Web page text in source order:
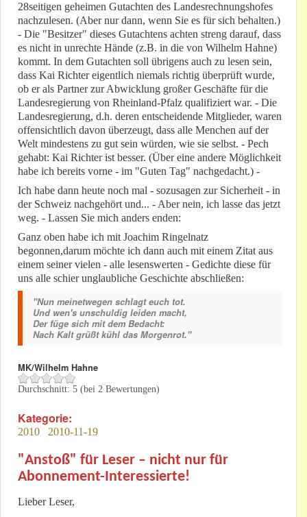
28seitigen geheimen Gutachten des Landesrechnungshofes
nachzulesen. (Aber nur dann, wenn Sie es für sich behalten.)
- Die "Besitzer" dieses Gutachtens achten streng darauf, dass
es nicht in unrechte Hände (z.B. in die von Wilhelm Hahne)
kommt. In dem Gutachten soll übrigens auch zu lesen sein,
dass Kai Richter eigentlich niemals richtig überprüft wurde,
ob er als Partner zur Abwicklung großer Geschäfte für die
Landesregierung von Rheinland-Pfalz qualifiziert war. - Die
Landesregierung, d.h. deren entscheidende Mitglieder, waren
offensichtlich davon überzeugt, dass alle Menchen auf der
Welt mindestens zu gut sein würden, wie sie selbst. - Pech
gehabt: Kai Richter ist besser. (Über eine andere Möglichkeit
habe ich bereits vorne - im "Guten Tag" nachgedacht.) -
Ich habe dann heute noch mal - sozusagen zur Sicherheit - in
der Schweiz nachgehört und... - Aber nein, ich lasse das jetzt
weg. - Lassen Sie mich anders enden:
Ganz oben habe ich mit Joachim Ringelnatz
begonnen,darum möchte ich dann auch mit einem Zitat aus
einem seiner vielen - alle lesenswerten - Gedichte diese für
uns alle schier unglaubliche Geschichte abschließen:
"Nun meinetwegen schlagt euch tot.
Und wen's unschuldig leiden macht,
Der füge sich mit dem Bedacht:
Nach Kalt grüßt kühl das Morgenrot."
MK/Wilhelm Hahne
Durchschnitt: 5 (bei 2 Bewertungen)
Kategorie:
2010 2010-11-19
"Anstoß" für Leser – nicht nur für
Abonnement-Interessierte!
Lieber Leser,